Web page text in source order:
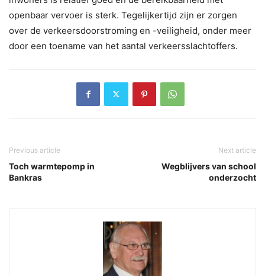
openbaar vervoer is sterk. Tegelijkertijd zijn er zorgen
over de verkeersdoorstroming en -veiligheid, onder meer
door een toename van het aantal verkeersslachtoffers.
Previous article
Toch warmtepomp in
Bankras
Next article
Wegblijvers van school
onderzocht